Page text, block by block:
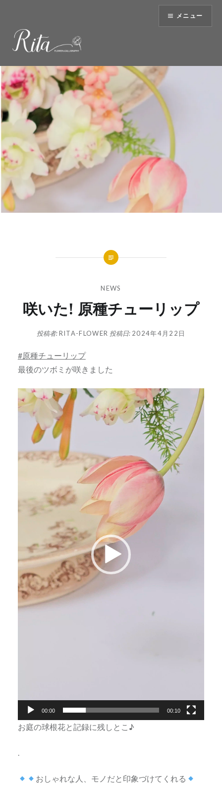
へ
ス
キ
プ
メニュー
NEWS
咲いた! 原種チューリップ
投稿者:RITA-FLOWER 投稿日: 2024年4月22日
#原種チューリップ
最後のツボミが咲きました
動
画
ー
00:00 00:10
お庭の球根花と記録に残しとこ♪
.
おしゃれな人、モノだと印象づけてくれる